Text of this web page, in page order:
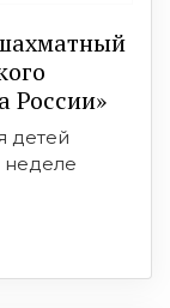
России»
детей
неделе